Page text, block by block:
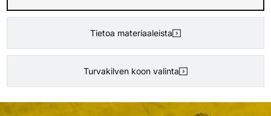
Tietoa materiaaleista
Turvakilven koon valinta